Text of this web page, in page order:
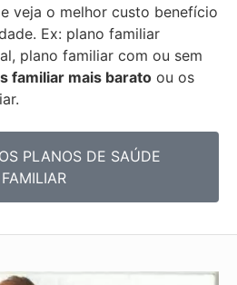
e veja o melhor custo benefício
Ex: plano familiar
plano familiar com ou sem
familiar mais barato ou os
PLANOS DE SAÚDE
FAMILIAR